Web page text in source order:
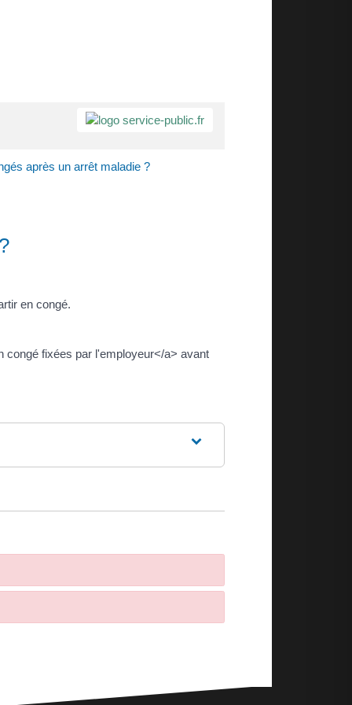
après un arrêt maladie ?
en congé.
congé fixées par l'employeur</a> avant